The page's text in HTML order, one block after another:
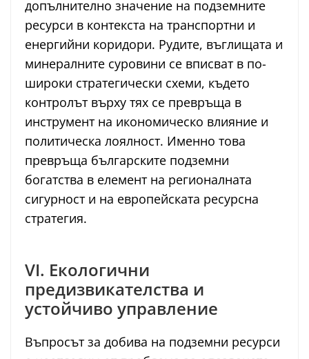
допълнително значение на подземните
ресурси в контекста на транспортни и
енергийни коридори. Рудите, въглищата и
минералните суровини се вписват в по-
широки стратегически схеми, където
контролът върху тях се превръща в
инструмент на икономическо влияние и
политическа лоялност. Именно това
превръща българските подземни
богатства в елемент на регионалната
сигурност и на европейската ресурсна
стратегия.
VI. Екологични
предизвикателства и
устойчиво управление
Въпросът за добива на подземни ресурси